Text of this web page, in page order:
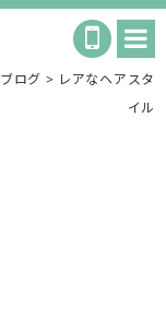
ブログ > レアなヘアスタ
イル